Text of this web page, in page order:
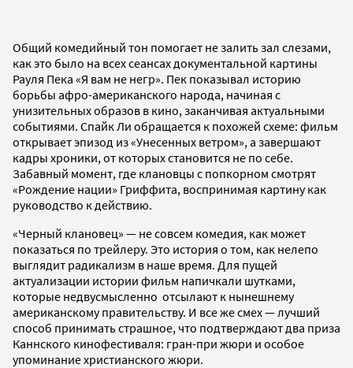
Общий комедийный тон помогает не залить зал слезами,
как это было на всех сеансах документальной картины
Рауля Пека «Я вам не негр». Пек показывал историю
борьбы афро-американского народа, начиная с
унизительных образов в кино, заканчивая актуальными
событиями. Спайк Ли обращается к похожей схеме: фильм
открывает эпизод из «Унесенных ветром», а завершают
кадры хроники, от которых становится не по себе.
Забавный момент, где клановцы с попкорном смотрят
«Рождение нации» Гриффита, воспринимая картину как
руководство к действию.
«Черный клановец» — не совсем комедия, как может
показаться по трейлеру. Это история о том, как нелепо
выглядит радикализм в наше время. Для пущей
актуализации истории фильм напичкали шутками,
которые недвусмысленно отсылают к нынешнему
американскому правительству. И все же смех — лучший
способ принимать страшное, что подтверждают два приза
Каннского кинофестиваля: гран-при жюри и особое
упоминание христианского жюри.